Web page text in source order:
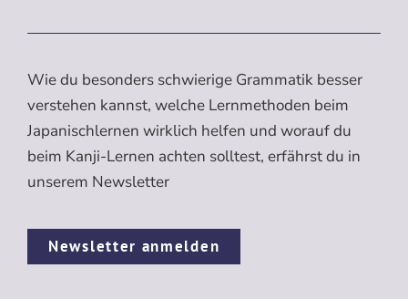
Wie du besonders schwierige Grammatik besser
verstehen kannst, welche Lernmethoden beim
Japanischlernen wirklich helfen und worauf du
beim Kanji-Lernen achten solltest, erfährst du in
unserem Newsletter
Newsletter anmelden